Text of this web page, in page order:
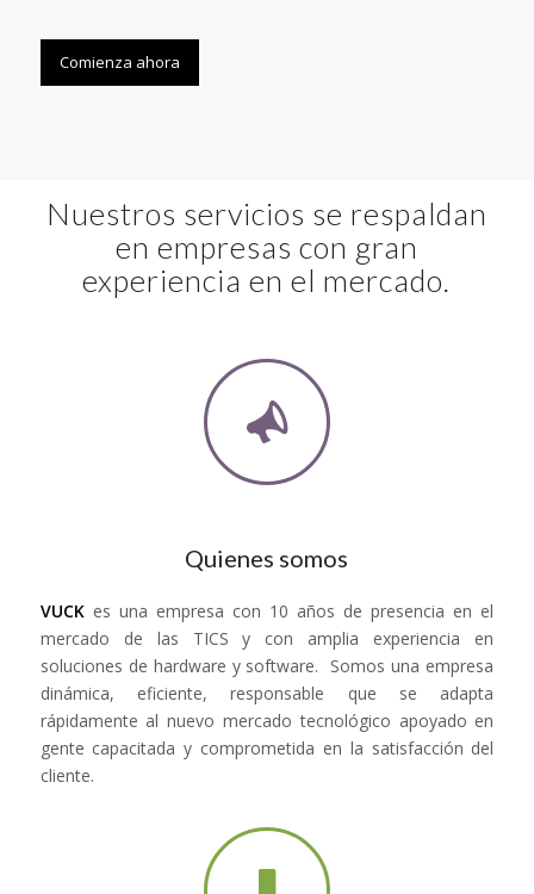
Comienza ahora
Nuestros servicios se respaldan
en empresas con gran
experiencia en el mercado.
Quienes somos
VUCKes una empresa con 10 años de presencia en el
mercado de las TICS y con amplia experiencia en
soluciones de hardware y software. Somos una empresa
dinámica, eficiente, responsable que se adapta
rápidamente al nuevo mercado tecnológico apoyado en
gente capacitada y comprometida en la satisfacción del
cliente.